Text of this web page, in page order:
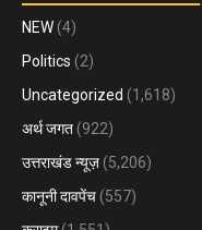
NEW (4)
Politics (2)
Uncategorized (1,618)
अर्थ जगत (922)
उत्तराखंड न्यूज़ (5,206)
कानूनी दावपेंच (557)